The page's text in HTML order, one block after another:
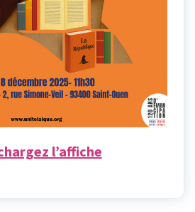
l’affiche